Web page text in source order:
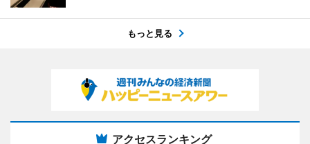
もっと見る
アクセスランキング